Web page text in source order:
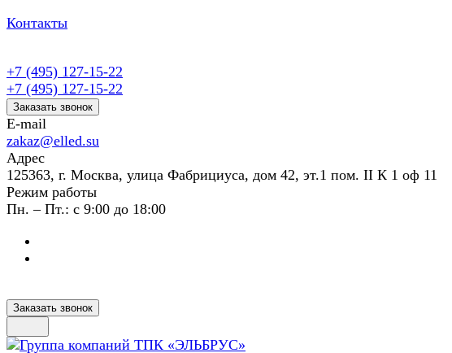
Контакты
+7 (495) 127-15-22
+7 (495) 127-15-22
Заказать звонок
E-mail
zakaz@elled.su
Адрес
125363, г. Москва, улица Фабрициуса, дом 42, эт.1 пом. II К 1 оф 11
Режим работы
Пн. – Пт.: с 9:00 до 18:00
Заказать звонок